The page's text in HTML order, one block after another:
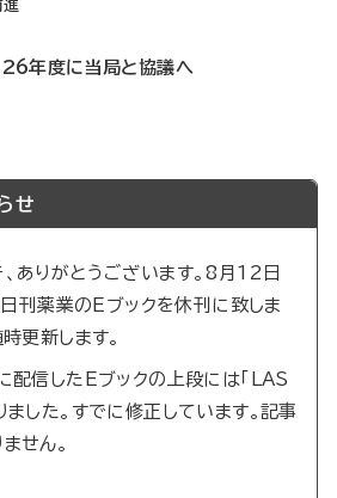
進
26年度に当局と協議へ
せ
ありがとうございます。8月12日
日刊薬業のEブックを休刊に致しま
更新します。
信したEブックの上段には「LAS
した。すでに修正しています。記事
せん。